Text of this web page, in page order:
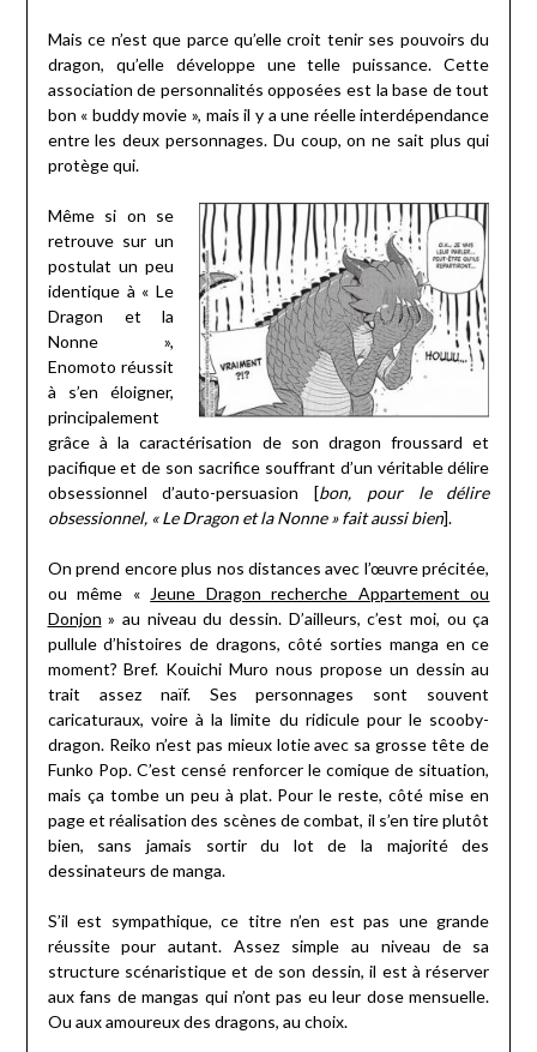
Mais ce n’est que parce qu’elle croit tenir ses pouvoirs du
dragon, qu’elle développe une telle puissance. Cette
association de personnalités opposées est la base de tout
bon « buddy movie », mais il y a une réelle interdépendance
entre les deux personnages. Du coup, on ne sait plus qui
protège qui.
Même si on se
retrouve sur un
postulat un peu
identique à « Le
Dragon et la
Nonne »,
Enomoto réussit
à s’en éloigner,
principalement
grâce à la caractérisation de son dragon froussard et
pacifique et de son sacrifice souffrant d’un véritable délire
obsessionnel d’auto-persuasion [bon, pour le délire
obsessionnel, « Le Dragon et la Nonne » fait aussi bien].
On prend encore plus nos distances avec l’œuvre précitée,
ou même « Jeune Dragon recherche Appartement ou
Donjon » au niveau du dessin. D’ailleurs, c’est moi, ou ça
pullule d’histoires de dragons, côté sorties manga en ce
moment? Bref. Kouichi Muro nous propose un dessin au
trait assez naïf. Ses personnages sont souvent
caricaturaux, voire à la limite du ridicule pour le scooby-
dragon. Reiko n’est pas mieux lotie avec sa grosse tête de
Funko Pop. C’est censé renforcer le comique de situation,
mais ça tombe un peu à plat. Pour le reste, côté mise en
page et réalisation des scènes de combat, il s’en tire plutôt
bien, sans jamais sortir du lot de la majorité des
dessinateurs de manga.
S’il est sympathique, ce titre n’en est pas une grande
réussite pour autant. Assez simple au niveau de sa
structure scénaristique et de son dessin, il est à réserver
aux fans de mangas qui n’ont pas eu leur dose mensuelle.
Ou aux amoureux des dragons, au choix.